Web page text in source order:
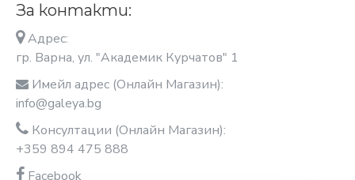
За контакти:
Адрес:
гр. Варна, ул. "Академик Курчатов" 1
Имейл адрес (Онлайн Магазин):
info@galeya.bg
Консултации (Онлайн Магазин):
+359 894 475 888
Facebook